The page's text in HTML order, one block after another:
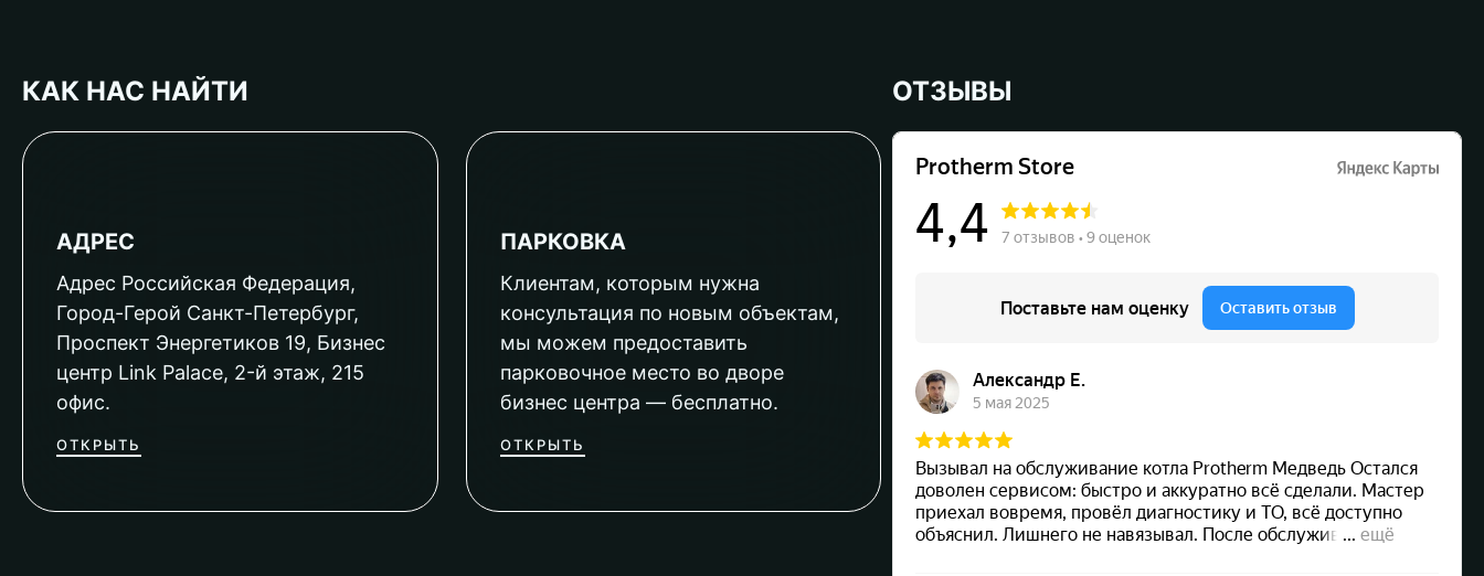
КАК НАС НАЙТИ
АДРЕС
Адрес Российская Федерация,
Город-Герой Санкт-Петербург,
Проспект Энергетиков 19, Бизнес
центр Link Palace, 2-й этаж, 215
офис.
ОТКРЫТЬ
ПАРКОВКА
Клиентам, которым нужна
консультация по новым объектам,
мы можем предоставить
парковочное место во дворе
бизнес центра — бесплатно.
ОТКРЫТЬ
ОТЗЫВЫ